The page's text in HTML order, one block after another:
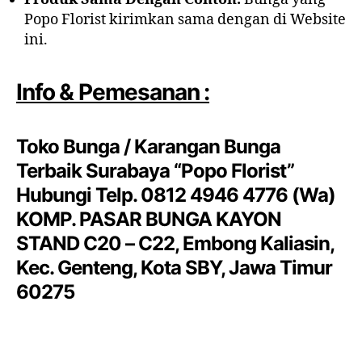
Popo Florist kirimkan sama dengan di Website
ini.
Info & Pemesanan :
Toko Bunga / Karangan Bunga
Terbaik Surabaya “Popo Florist”
Hubungi Telp. 0812 4946 4776 (Wa)
KOMP. PASAR BUNGA KAYON
STAND C20 – C22, Embong Kaliasin,
Kec. Genteng, Kota SBY, Jawa Timur
60275